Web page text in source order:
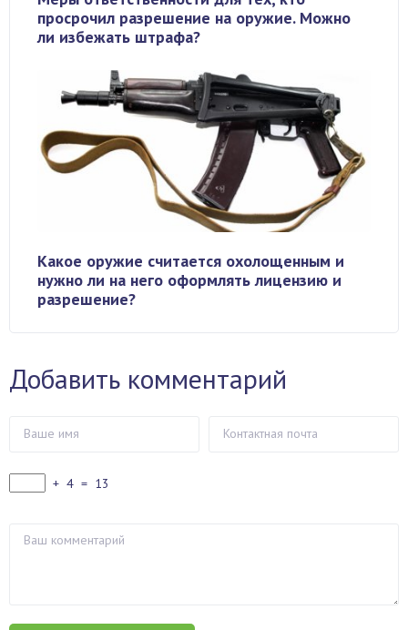
просрочил разрешение на оружие. Можно
ли избежать штрафа?
Какое оружие считается охолощенным и
нужно ли на него оформлять лицензию и
разрешение?
Добавить комментарий
+ 4 = 13